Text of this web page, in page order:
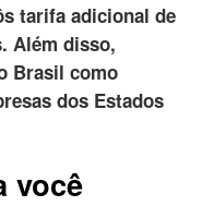
tarifa adicional de
Além disso,
Brasil como
dos Estados
você